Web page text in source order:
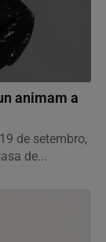
animam a
de setembro,
de...